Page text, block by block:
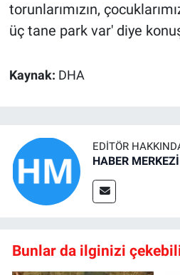
torunlarımızın,
üç tane park var' diye
Kaynak: DHA
EDITÖR
HABER MERKEZİ
Bunlar da ilginizi